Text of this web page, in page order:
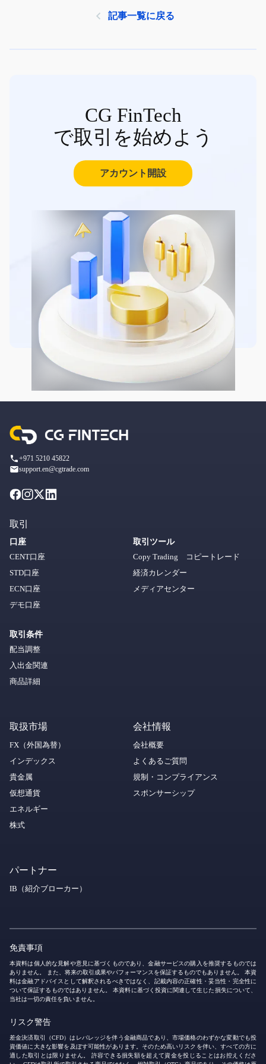
記事一覧に戻る
CG FinTech
で取引を始めよう
アカウント開設
+971 5210 45822
support.en@cgtrade.com
取引
口座
CENT口座
STD口座
ECN口座
デモ口座
取引条件
配当調整
入出金関連
商品詳細
取引ツール
Copy Trading コピートレード
経済カレンダー
メディアセンター
取扱市場
FX（外国為替）
インデックス
貴金属
仮想通貨
エネルギー
株式
会社情報
会社概要
よくあるご質問
規制・コンプライアンス
スポンサーシップ
パートナー
IB（紹介ブローカー）
免責事項
本資料は個人的な見解や意見に基づくものであり、金融サービスの購入を推奨するものでは
ありません。 また、将来の取引成果やパフォーマンスを保証するものでもありません。 本資
料は金融アドバイスとして解釈されるべきではなく、記載内容の正確性・妥当性・完全性に
ついて保証するものではありません。 本資料に基づく投資に関連して生じた損失について、
当社は一切の責任を負いません。
リスク警告
差金決済取引（CFD）はレバレッジを伴う金融商品であり、市場価格のわずかな変動でも投
資価値に大きな影響を及ぼす可能性があります。そのため高いリスクを伴い、すべての方に
適した取引とは限りません。 許容できる損失額を超えて資金を投じることはお控えくださ